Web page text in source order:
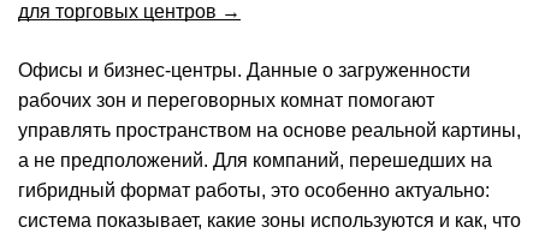
для торговых центров →
Офисы и бизнес-центры. Данные о загруженности
рабочих зон и переговорных комнат помогают
управлять пространством на основе реальной картины,
а не предположений. Для компаний, перешедших на
гибридный формат работы, это особенно актуально:
система показывает, какие зоны используются и как, что